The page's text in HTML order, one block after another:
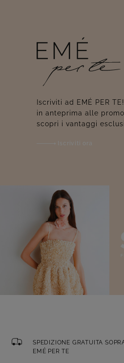
Iscriviti ad EMÉ PER
in anteprima alle
scopri i vantaggi
Iscriviti ora
SPEDIZIONE GRATUITA
EMÉ PER TE